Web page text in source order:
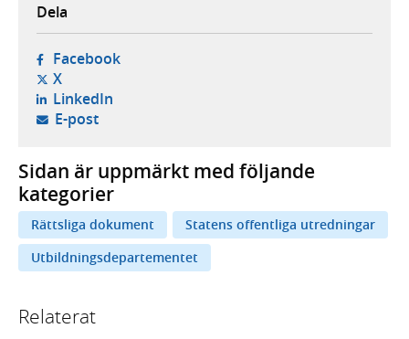
Dela
Facebook- öppnas i ny flik, extern webbplats,
X- öppnas i ny flik, extern webbplats,
LinkedIn- öppnas i ny flik, extern webbplats,
E-post- öppnar din e-postklient,
Sidan är uppmärkt med följande
kategorier
Rättsliga dokument
Statens offentliga utredningar
Utbildningsdepartementet
Relaterat